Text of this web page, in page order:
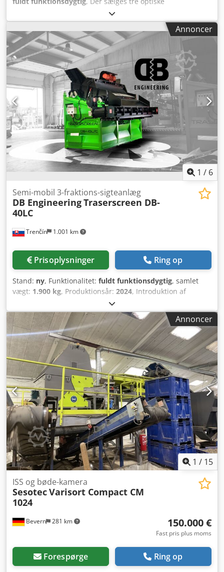
sorteringsmaskiner fra Bühler. Disse er fortsat integreret i
vores produktion og kan besigtiges på stedet.
Ombygningen er planlagt til ca. slutningen af august 2026.
Dwodpfsyrndasx Agxea Alle tekniske data fremgår af
billederne. Ved yderligere spørgsmål er du velkommen til
at kontakte os.
Annoncer
1 / 6
Trenčín 1.001 km
Semi-mobil 3-fraktions-sigteanlæg
DB EngineeringTraserscreen DB-
40LC
Prisoplysninger Ring op
Stand: ny, Funktionalitet: fuldt funktionsdygtig, samlet
vægt: 1.900 kg, Produktionsår: 2024, Introduktion af
Traserscreen DB-40LC – Den ultimative sorterer for
uovertruffen effektivitet! Optimer din materialeseparering
med Traserscreen DB-40LC. Denne højtydende sorterer er
udviklet til at levere enestående holdbarhed, præcision og
hastighed, hvilket gør den til det ideelle valg for
professionelle inden for anlægsgartneri, byggeri og
landbrug. Nøglefunktioner: Robust konstruktion: Designet
til at modstå krævende forhold og intensiv brug.
Tragtbredde: 2657 mm. Høj effektivitet: Opnå hurtigere og
renere resultater med avanceret sorteringsteknologi.
Kapacitet: 15-60 t/t. Brugervenlig: Nem opsætning og
betjening for maksimal produktivitet. Vægt: 1900 kg. Dedst
Ebphopfx Agxjwa
Annoncer
1 / 15
Bevern 281 km
ISS og bøde-kamera
SesotecVarisort Compact CM
1024
150.000 €
Fast pris plus moms
Forespørge Ring op